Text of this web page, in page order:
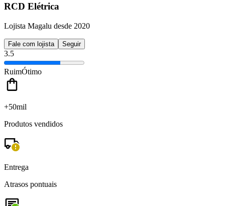
RCD Elétrica
Lojista Magalu desde 2020
Fale com lojista Seguir
3.5
RuimÓtimo
+50mil
Produtos vendidos
Entrega
Atrasos pontuais